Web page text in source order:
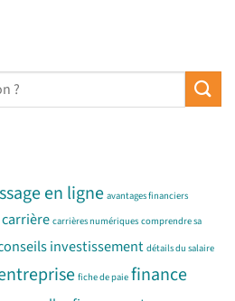
en ligne avantages financiers
carrière carrières numériques comprendre sa
investissement détails du salaire
fiche de paie finance